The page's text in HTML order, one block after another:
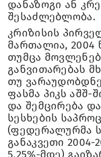
დანაზოგი ან
შესაძლებლობა.
კრიზისის
მართალია, 2004
თუმცა
განვითარებას
თუ
ფასმა პიკს აშშ-
და შემცირება
სესხების
(ფედერალურმა
განაკვეთი 2004-
5,25%-მდე)